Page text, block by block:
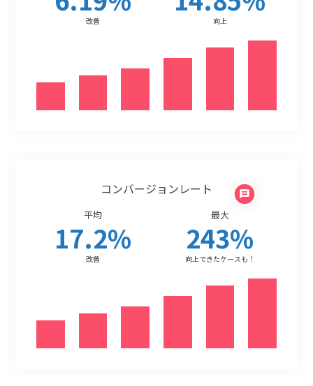
改善 向上
コンバージョンレート
平均
17.2%
改善
最大
243%
向上できたケースも！